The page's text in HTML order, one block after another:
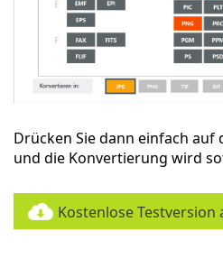
Drücken Sie dann einfach auf
und die Konvertierung wird
Kostenlose